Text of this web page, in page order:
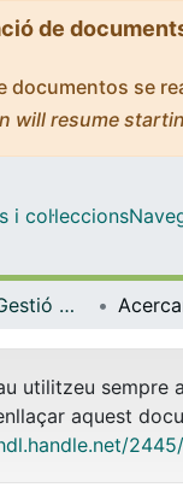
de
documentos se
will resume
i col·leccions
Màster Oficial - Gestió Cultural
utilitzeu sempre
aquest